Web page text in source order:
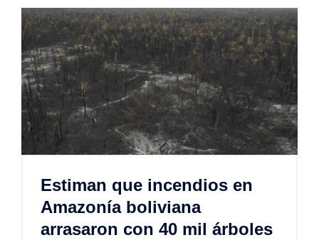
Estiman que incendios en
Amazonía boliviana
arrasaron con 40 mil árboles